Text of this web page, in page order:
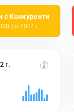
с Конкуренти
до 2024 г.
г.